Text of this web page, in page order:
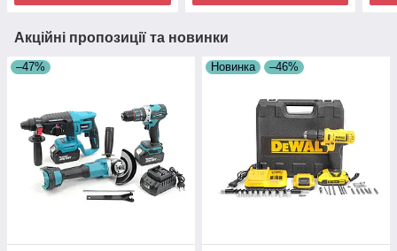
Акційні пропозиції та новинки
–47% Новинка –46%